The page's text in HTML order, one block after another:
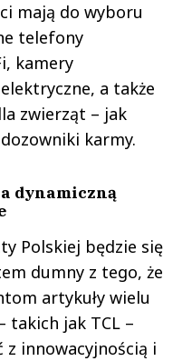
mają do wyboru
telefony
kamery
a także
zwierząt – jak
karmy.
dynamiczną
Polskiej będzie się
dumny z tego, że
artykuły wielu
takich jak TCL –
z innowacyjnością i